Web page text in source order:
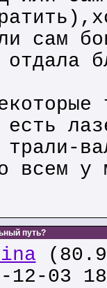
сам
есть
всем у
путь?
03